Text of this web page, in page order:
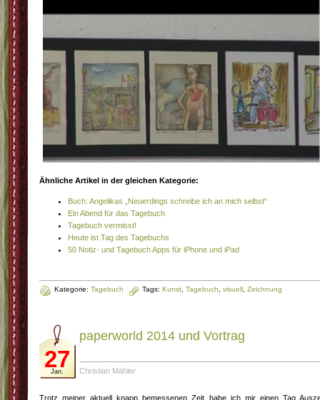
Ähnliche Artikel in der gleichen Kategorie:
Buch: Angelikas „Neuerdings schreibe ich an mich selbst“
Ein Abend für das Tagebuch
Tagebuch vermisst!
Heute ist Tag des Tagebuchs
50 Notiz- und Tagebuch Apps für iPhone und iPad
Kategorie: Tagebuch Tags: Kunst Tagebuch visuell Zeichnung
27
Jan.
paperworld 2014 und Vortrag
Christian Mähler
Trotz meiner aktuell knapp bemessenen Zeit habe ich mir einen Tag